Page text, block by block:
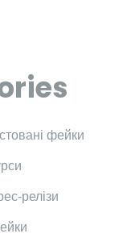
фейки
релізи